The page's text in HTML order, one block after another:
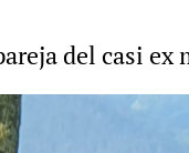
del casi